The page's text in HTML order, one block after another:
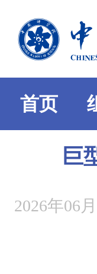
首页
巨
2026年06